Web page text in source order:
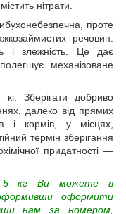
нітрати.
проте
речовин.
і злежність. Це дає
механізоване
Зберігати добриво
далеко від прямих
і кормів, у місцях,
термін зберігання
придатності —
5 кг Ви можете в
оформивши оформити
нам за номером,